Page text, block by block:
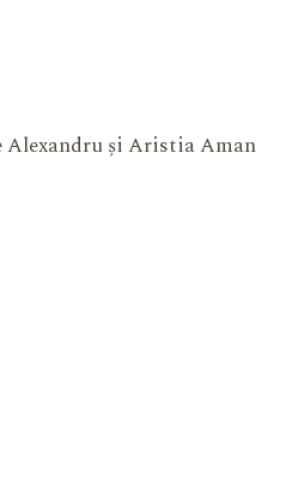
Alexandru și Aristia Aman